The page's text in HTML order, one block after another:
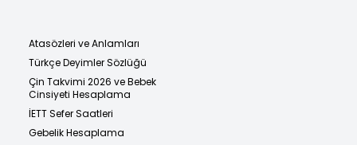
Atasözleri ve Anlamları
Türkçe Deyimler Sözlüğü
Çin Takvimi 2026 ve Bebek
Cinsiyeti Hesaplama
İETT Sefer Saatleri
Gebelik Hesaplama